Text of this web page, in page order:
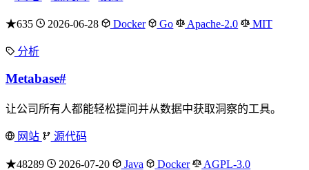
★635 2026-06-28 Docker Go Apache-2.0 MIT
分析
Metabase#
让公司所有人都能轻松提问并从数据中获取洞察的工具。
网站 源代码
★48289 2026-07-20 Java Docker AGPL-3.0